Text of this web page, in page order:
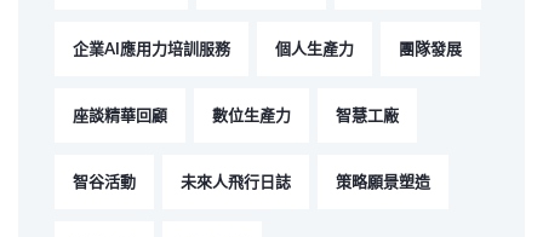
企業AI應用力培訓服務 個人生產力 團隊發展
座談精華回顧 數位生產力 智慧工廠
智谷活動 未來人飛行日誌 策略願景塑造